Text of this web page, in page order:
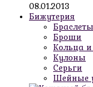
08.01.2013
Бижутерия
Браслеты
Броши
Кольца и
Кулоны
Серьги
Шейные